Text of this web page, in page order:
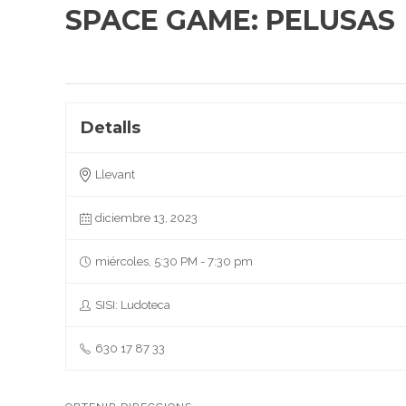
SPACE GAME: PELUSAS
Detalls
Llevant
diciembre 13, 2023
miércoles, 5:30 PM - 7:30 pm
SISI: Ludoteca
630 17 87 33